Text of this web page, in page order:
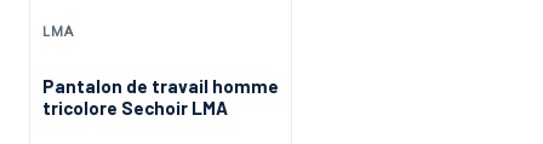
LMA
Pantalon de travail homme
tricolore Sechoir LMA